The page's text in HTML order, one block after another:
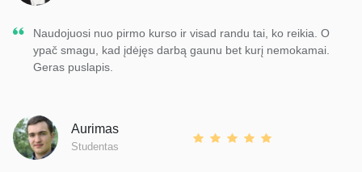
Naudojuosi nuo pirmo kurso ir visad randu tai, ko reikia. O
ypač smagu, kad įdėjęs darbą gaunu bet kurį nemokamai.
Geras puslapis.
Aurimas
Studentas